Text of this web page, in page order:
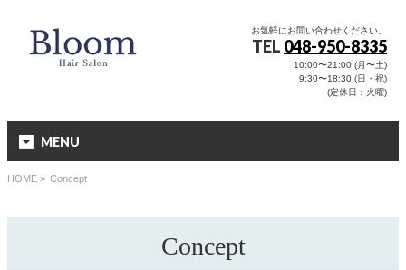
お気軽にお問い合わせください。
TEL 048-950-8335
10:00〜21:00 (月〜土)
9:30〜18:30 (日・祝)
(定休日：火曜)
MENU
HOME » Concept
Concept